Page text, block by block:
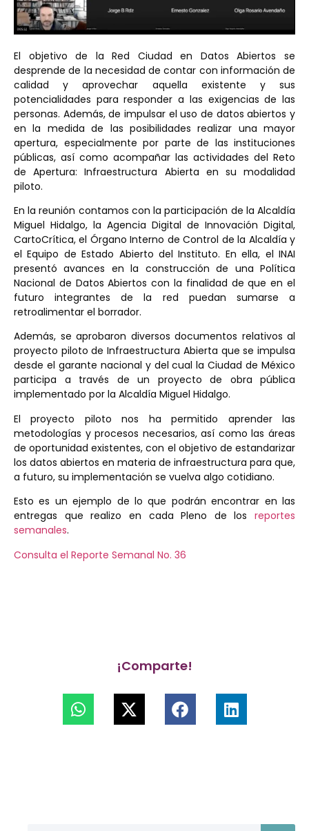
El objetivo de la Red Ciudad en Datos Abiertos se
desprende de la necesidad de contar con información de
calidad y aprovechar aquella existente y sus
potencialidades para responder a las exigencias de las
personas. Además, de impulsar el uso de datos abiertos y
en la medida de las posibilidades realizar una mayor
apertura, especialmente por parte de las instituciones
públicas, así como acompañar las actividades del Reto
de Apertura: Infraestructura Abierta en su modalidad
piloto.
En la reunión contamos con la participación de la Alcaldía
Miguel Hidalgo, la Agencia Digital de Innovación Digital,
CartoCrítica, el Órgano Interno de Control de la Alcaldía y
el Equipo de Estado Abierto del Instituto. En ella, el INAI
presentó avances en la construcción de una Política
Nacional de Datos Abiertos con la finalidad de que en el
futuro integrantes de la red puedan sumarse a
retroalimentar el borrador.
Además, se aprobaron diversos documentos relativos al
proyecto piloto de Infraestructura Abierta que se impulsa
desde el garante nacional y del cual la Ciudad de México
participa a través de un proyecto de obra pública
implementado por la Alcaldía Miguel Hidalgo.
El proyecto piloto nos ha permitido aprender las
metodologías y procesos necesarios, así como las áreas
de oportunidad existentes, con el objetivo de estandarizar
los datos abiertos en materia de infraestructura para que,
a futuro, su implementación se vuelva algo cotidiano.
Esto es un ejemplo de lo que podrán encontrar en las
entregas que realizo en cada Pleno de los reportes
semanales.
Consulta el Reporte Semanal No. 36
¡Comparte!